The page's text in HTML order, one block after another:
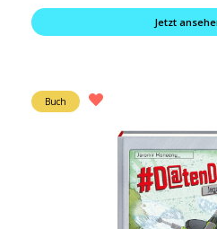
Jetzt
Buch